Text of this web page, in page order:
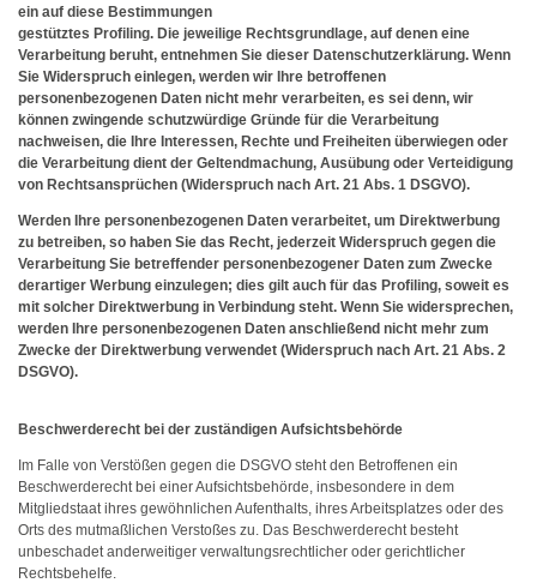
ein auf diese Bestimmungen
gestütztes Profiling. Die jeweilige Rechtsgrundlage, auf denen eine
Verarbeitung beruht, entnehmen Sie dieser Datenschutzerklärung. Wenn
Sie Widerspruch einlegen, werden wir Ihre betroffenen
personenbezogenen Daten nicht mehr verarbeiten, es sei denn, wir
können zwingende schutzwürdige Gründe für die Verarbeitung
nachweisen, die Ihre Interessen, Rechte und Freiheiten überwiegen oder
die Verarbeitung dient der Geltendmachung, Ausübung oder Verteidigung
von Rechtsansprüchen (Widerspruch nach Art. 21 Abs. 1 DSGVO).
Werden Ihre personenbezogenen Daten verarbeitet, um Direktwerbung
zu betreiben, so haben Sie das Recht, jederzeit Widerspruch gegen die
Verarbeitung Sie betreffender personenbezogener Daten zum Zwecke
derartiger Werbung einzulegen; dies gilt auch für das Profiling, soweit es
mit solcher Direktwerbung in Verbindung steht. Wenn Sie widersprechen,
werden Ihre personenbezogenen Daten anschließend nicht mehr zum
Zwecke der Direktwerbung verwendet (Widerspruch nach Art. 21 Abs. 2
DSGVO).
Beschwerderecht bei der zuständigen Aufsichtsbehörde
Im Falle von Verstößen gegen die DSGVO steht den Betroffenen ein
Beschwerderecht bei einer Aufsichtsbehörde, insbesondere in dem
Mitgliedstaat ihres gewöhnlichen Aufenthalts, ihres Arbeitsplatzes oder des
Orts des mutmaßlichen Verstoßes zu. Das Beschwerderecht besteht
unbeschadet anderweitiger verwaltungsrechtlicher oder gerichtlicher
Rechtsbehelfe.